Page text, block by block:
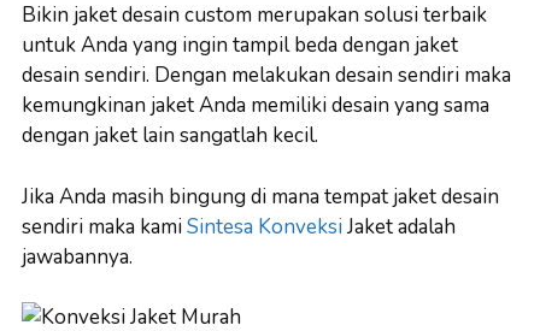
Bikin jaket desain custom merupakan solusi terbaik
untuk Anda yang ingin tampil beda dengan jaket
desain sendiri. Dengan melakukan desain sendiri maka
kemungkinan jaket Anda memiliki desain yang sama
dengan jaket lain sangatlah kecil.
Jika Anda masih bingung di mana tempat jaket desain
sendiri maka kamiSintesa KonveksiJaket adalah
jawabannya.